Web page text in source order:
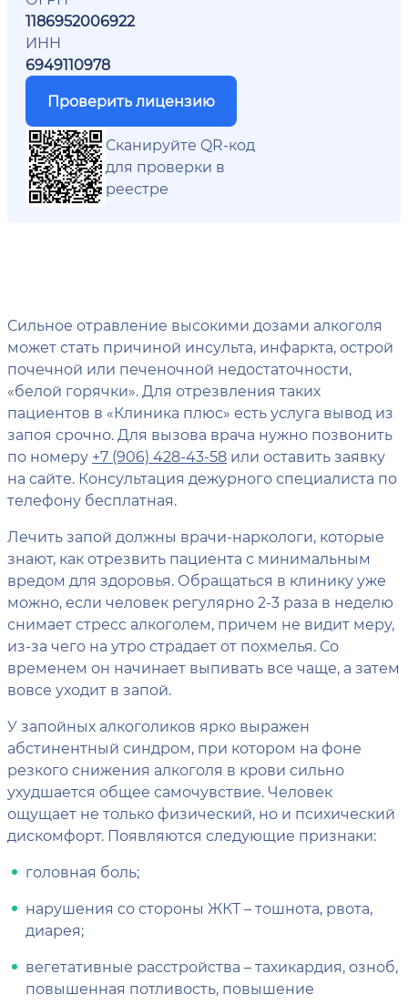
1186952006922
ИНН
6949110978
Проверить лицензию
Сканируйте QR-код
для проверки в
реестре
Сильное отравление высокими дозами алкоголя
может стать причиной инсульта, инфаркта, острой
почечной или печеночной недостаточности,
«белой горячки». Для отрезвления таких
пациентов в «Клиника плюс» есть услуга вывод из
запоя срочно. Для вызова врача нужно позвонить
по номеру +7 (906) 428-43-58 или оставить заявку
на сайте. Консультация дежурного специалиста по
телефону бесплатная.
Лечить запой должны врачи-наркологи, которые
знают, как отрезвить пациента с минимальным
вредом для здоровья. Обращаться в клинику уже
можно, если человек регулярно 2-3 раза в неделю
снимает стресс алкоголем, причем не видит меру,
из-за чего на утро страдает от похмелья. Со
временем он начинает выпивать все чаще, а затем
вовсе уходит в запой.
У запойных алкоголиков ярко выражен
абстинентный синдром, при котором на фоне
резкого снижения алкоголя в крови сильно
ухудшается общее самочувствие. Человек
ощущает не только физический, но и психический
дискомфорт. Появляются следующие признаки:
головная боль;
нарушения со стороны ЖКТ – тошнота, рвота,
диарея;
вегетативные расстройства – тахикардия, озноб,
повышенная потливость, повышение